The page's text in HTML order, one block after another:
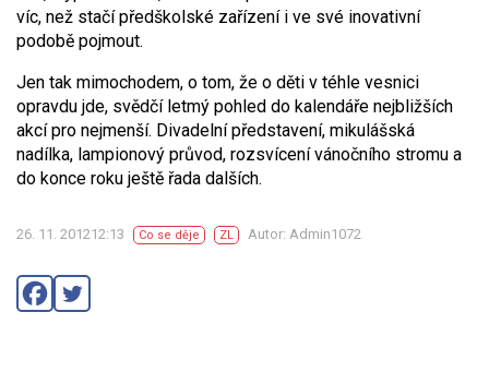
víc, než stačí předškolské zařízení i ve své inovativní
podobě pojmout.
Jen tak mimochodem, o tom, že o děti v téhle vesnici
opravdu jde, svědčí letmý pohled do kalendáře nejbližších
akcí pro nejmenší. Divadelní představení, mikulášská
nadílka, lampionový průvod, rozsvícení vánočního stromu a
do konce roku ještě řada dalších.
26. 11. 201212:13 Co se děje ZL Autor: Admin1072